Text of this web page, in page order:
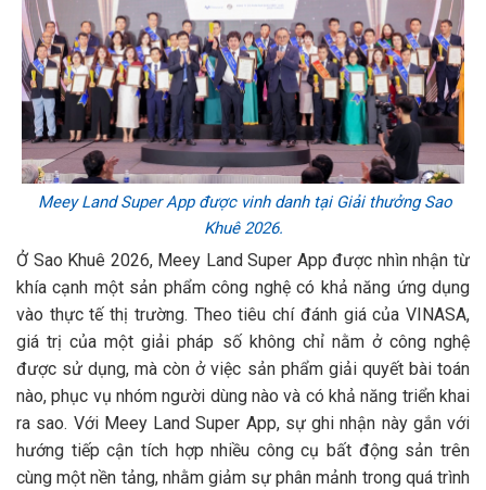
Meey Land Super App được vinh danh tại Giải thưởng Sao
Khuê 2026.
Ở Sao Khuê 2026, Meey Land Super App được nhìn nhận từ
khía cạnh một sản phẩm công nghệ có khả năng ứng dụng
vào thực tế thị trường. Theo tiêu chí đánh giá của VINASA,
giá trị của một giải pháp số không chỉ nằm ở công nghệ
được sử dụng, mà còn ở việc sản phẩm giải quyết bài toán
nào, phục vụ nhóm người dùng nào và có khả năng triển khai
ra sao. Với Meey Land Super App, sự ghi nhận này gắn với
hướng tiếp cận tích hợp nhiều công cụ bất động sản trên
cùng một nền tảng, nhằm giảm sự phân mảnh trong quá trình